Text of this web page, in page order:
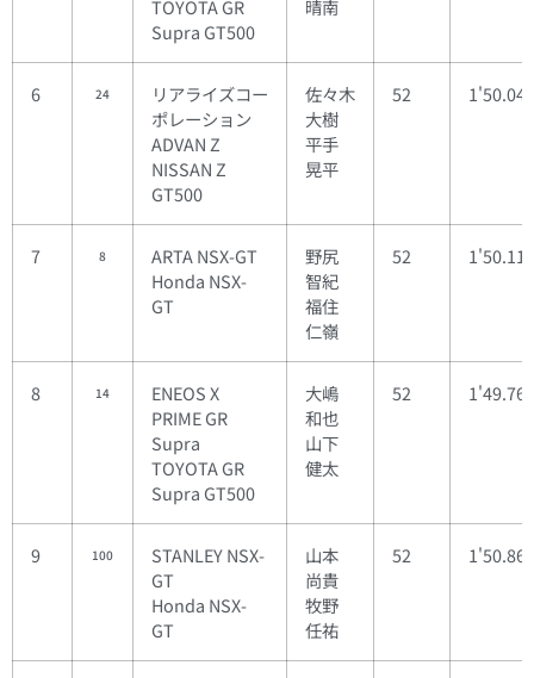
TOYOTA GR
Supra GT500
晴南
6 24
リアライズコー
ポレーション
ADVAN Z
NISSAN Z
GT500
佐々木
大樹
平手
晃平
52 1'50.040
7 8
ARTA NSX-GT
Honda NSX-
GT
野尻
智紀
福住
仁嶺
52 1'50.112
8 14
ENEOS X
PRIME GR
Supra
TOYOTA GR
Supra GT500
大嶋
和也
山下
健太
52 1'49.763
9 100
STANLEY NSX-
GT
Honda NSX-
GT
山本
尚貴
牧野
任祐
52 1'50.865